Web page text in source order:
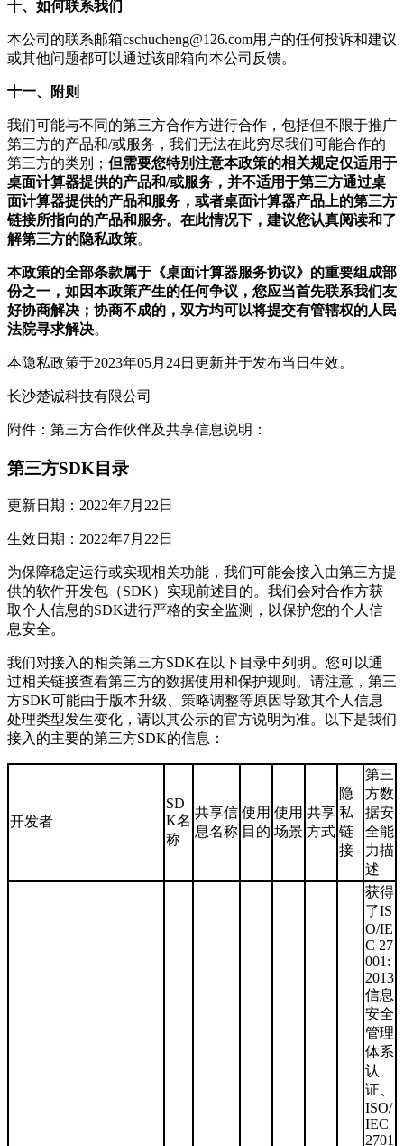
十、如何联系我们
本公司的联系邮箱cschucheng@126.com用户的任何投诉和建议
或其他问题都可以通过该邮箱向本公司反馈。
十一、附则
我们可能与不同的第三方合作方进行合作，包括但不限于推广
第三方的产品和/或服务，我们无法在此穷尽我们可能合作的
第三方的类别； 但需要您特别注意本政策的相关规定仅适用于
桌面计算器提供的产品和/或服务，并不适用于第三方通过桌
面计算器提供的产品和服务，或者桌面计算器产品上的第三方
链接所指向的产品和服务。在此情况下，建议您认真阅读和了
解第三方的隐私政策。
本政策的全部条款属于《桌面计算器服务协议》的重要组成部
份之一，如因本政策产生的任何争议，您应当首先联系我们友
好协商解决；协商不成的，双方均可以将提交有管辖权的人民
法院寻求解决。
本隐私政策于2023年05月24日更新并于发布当日生效。
长沙楚诚科技有限公司
附件：第三方合作伙伴及共享信息说明：
第三方SDK目录
更新日期：2022年7月22日
生效日期：2022年7月22日
为保障稳定运行或实现相关功能，我们可能会接入由第三方提
供的软件开发包（SDK）实现前述目的。我们会对合作方获
取个人信息的SDK进行严格的安全监测，以保护您的个人信
息安全。
我们对接入的相关第三方SDK在以下目录中列明。您可以通
过相关链接查看第三方的数据使用和保护规则。请注意，第三
方SDK可能由于版本升级、策略调整等原因导致其个人信息
处理类型发生变化，请以其公示的官方说明为准。以下是我们
接入的主要的第三方SDK的信息：
开发者
SD
K名
称
共享信
息名称
使用
目的
使用
场景
共享
方式
隐
私
链
接
第三
方数
据安
全能
力描
述
获得
了IS
O/IE
C 27
001:
2013
信息
安全
管理
体系
认
证、
ISO/
IEC
2701